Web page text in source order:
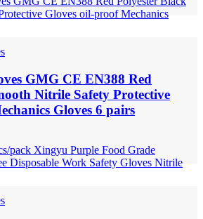
GMG CE EN388 Red
Nitrile Safety Protective
Gloves 6 pairs